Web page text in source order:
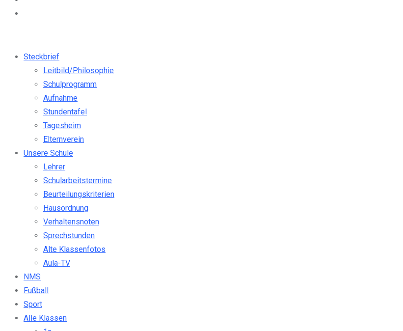
Steckbrief
Leitbild/Philosophie
Schulprogramm
Aufnahme
Stundentafel
Tagesheim
Elternverein
Unsere Schule
Lehrer
Schularbeitstermine
Beurteilungskriterien
Hausordnung
Verhaltensnoten
Sprechstunden
Alte Klassenfotos
Aula-TV
NMS
Fußball
Sport
Alle Klassen